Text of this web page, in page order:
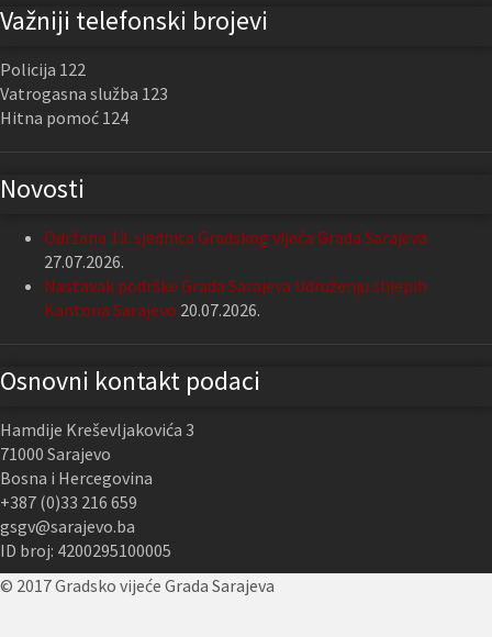
Važniji telefonski brojevi
Policija 122
Vatrogasna služba 123
Hitna pomoć 124
Novosti
Održana 13. sjednica Gradskog vijeća Grada Sarajeva
27.07.2026.
Nastavak podrške Grada Sarajeva Udruženju slijepih
Kantona Sarajevo 20.07.2026.
Osnovni kontakt podaci
Hamdije Kreševljakovića 3
71000 Sarajevo
Bosna i Hercegovina
+387 (0)33 216 659
gsgv@sarajevo.ba
ID broj: 4200295100005
© 2017 Gradsko vijeće Grada Sarajeva